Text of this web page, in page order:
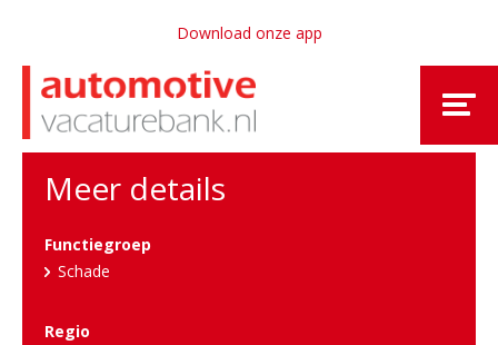
Download onze app
Meer details
Functiegroep
Schade
Regio